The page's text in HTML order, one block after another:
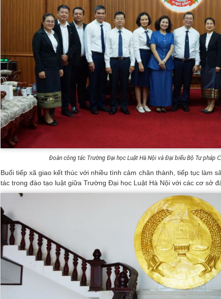
Đoàn công tác Trường Đại học Luật Hà Nội và Đại biểu Bộ Tư pháp
Buổi tiếp xã giao kết thúc với nhiều tình cảm chân thành, tiếp tục làm
tác trong đào tạo luật giữa Trường Đại học Luật Hà Nội với các cơ sở